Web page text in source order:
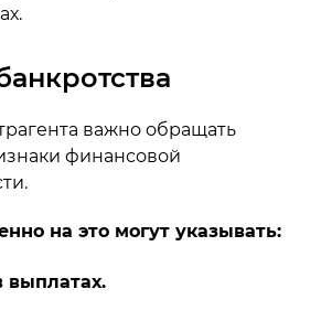
важно обращать
финансовой
на это могут указывать:
выплатах.